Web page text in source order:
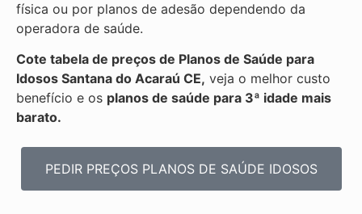
física ou por planos de adesão dependendo da
operadora de saúde.
Cote tabela de preços de Planos de Saúde para
Idosos Santana do Acaraú CE, veja o melhor custo
benefício e os planos de saúde para 3ª idade mais
barato.
PEDIR PREÇOS PLANOS DE SAÚDE IDOSOS